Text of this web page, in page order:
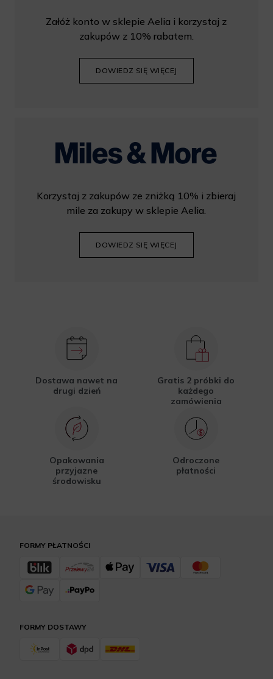
Załóż konto w sklepie Aelia i korzystaj z
zakupów z 10% rabatem.
DOWIEDZ SIĘ WIĘCEJ
Korzystaj z zakupów ze zniżką 10% i zbieraj
mile za zakupy w sklepie Aelia.
DOWIEDZ SIĘ WIĘCEJ
Dostawa nawet na
drugi dzień
Gratis 2 próbki do
każdego
zamówienia
Opakowania
przyjazne
środowisku
Odroczone
płatności
FORMY DOSTAWY
FORMY PŁATNOŚCI